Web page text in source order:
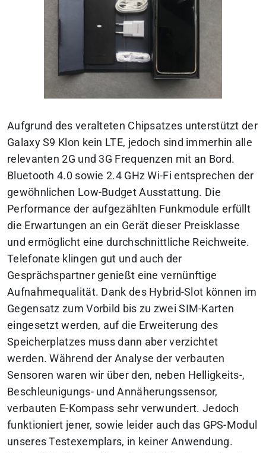
Aufgrund des veralteten Chipsatzes unterstützt der
Galaxy S9 Klon kein LTE, jedoch sind immerhin alle
relevanten 2G und 3G Frequenzen mit an Bord.
Bluetooth 4.0 sowie 2.4 GHz Wi-Fi entsprechen der
gewöhnlichen Low-Budget Ausstattung. Die
Performance der aufgezählten Funkmodule erfüllt
die Erwartungen an ein Gerät dieser Preisklasse
und ermöglicht eine durchschnittliche Reichweite.
Telefonate klingen gut und auch der
Gesprächspartner genießt eine vernünftige
Aufnahmequalität. Dank des Hybrid-Slot können im
Gegensatz zum Vorbild bis zu zwei SIM-Karten
eingesetzt werden, auf die Erweiterung des
Speicherplatzes muss dann aber verzichtet
werden. Während der Analyse der verbauten
Sensoren waren wir über den, neben Helligkeits-,
Beschleunigungs- und Annäherungssensor,
verbauten E-Kompass sehr verwundert. Jedoch
funktioniert jener, sowie leider auch das GPS-Modul
unseres Testexemplars, in keiner Anwendung.